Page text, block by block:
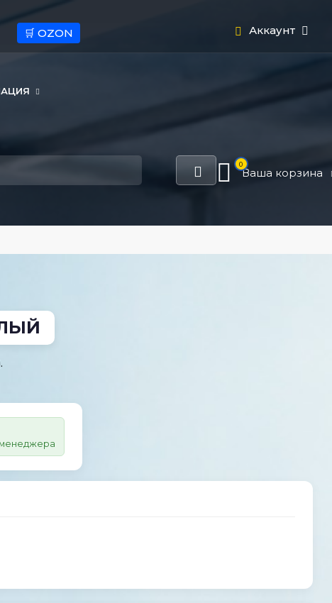
🛒 OZON Аккаунт
0
Ваша корзина
менеджера